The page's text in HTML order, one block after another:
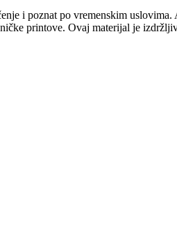
i poznat po vremenskim
printove. Ovaj materijal je